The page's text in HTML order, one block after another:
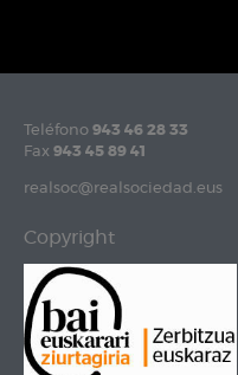
Teléfono 943 46 28 33
Fax 943 45 89 41
realsoc@realsociedad.eus
Copyright